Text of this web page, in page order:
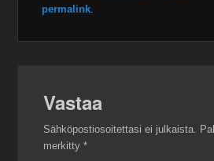
permalink
Vastaa
Sähköpostiosoitettasi ei julkaista.
merkitty*